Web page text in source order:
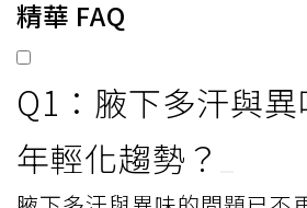
精華 FAQ
Q1：腋下多汗與
年輕化趨勢？